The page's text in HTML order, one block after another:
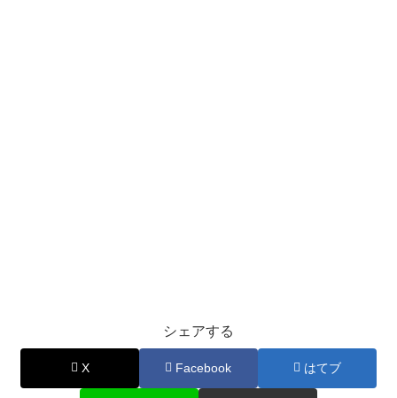
シェアする
X Facebook はてブ